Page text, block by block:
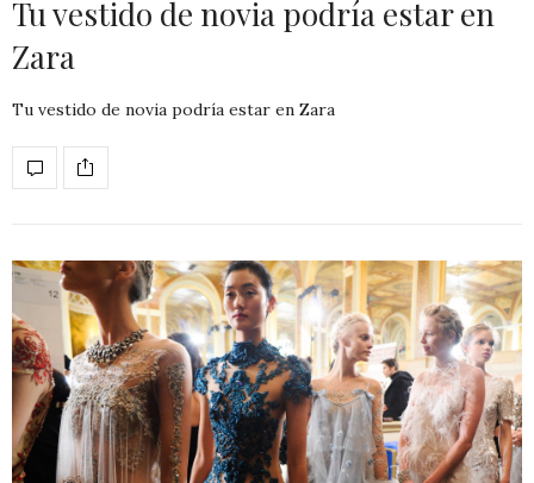
Tu vestido de novia podría estar en
Zara
Tu vestido de novia podría estar en Zara